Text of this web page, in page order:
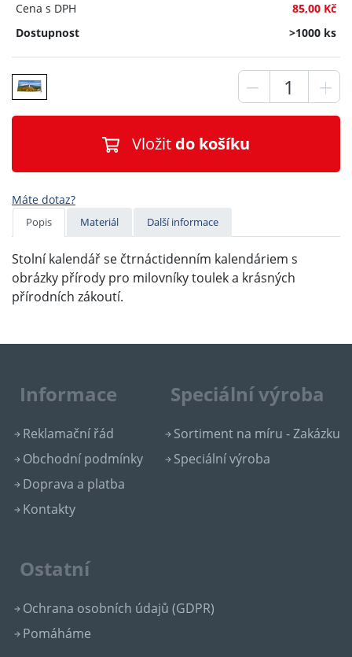
Cena s DPH
85,00 Kč
Dostupnost
>1000 ks
Vložit do košíku
Máte dotaz?
Popis Materiál Další informace
Stolní kalendář se čtrnáctidenním kalendáriem s
obrázky přírody pro milovníky toulek a krásných
přírodních zákoutí.
Informace
Reklamační řád
Obchodní podmínky
Doprava a platba
Kontakty
Speciální výroba
Sortiment na míru - Zakázku
Speciální výroba
Ostatní
Ochrana osobních údajů (GDPR)
Pomáháme